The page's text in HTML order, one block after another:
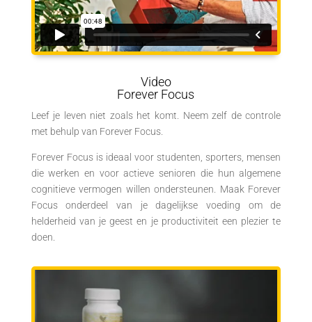
Video
Forever Focus
Leef je leven niet zoals het komt. Neem zelf de controle
met behulp van Forever Focus.
Forever Focus is ideaal voor studenten, sporters, mensen
die werken en voor actieve senioren die hun algemene
cognitieve vermogen willen ondersteunen. Maak Forever
Focus onderdeel van je dagelijkse voeding om de
helderheid van je geest en je productiviteit een plezier te
doen.